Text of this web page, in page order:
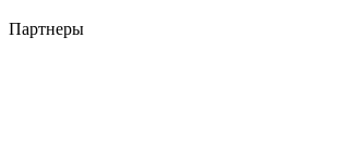
Партнеры